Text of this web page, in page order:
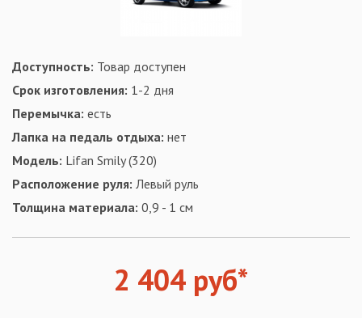
Доступность: Товар доступен
Срок изготовления: 1-2 дня
Перемычка: есть
Лапка на педаль отдыха: нет
Модель: Lifan Smily (320)
Расположение руля: Левый руль
Толщина материала: 0,9 - 1 см
2 404 руб*